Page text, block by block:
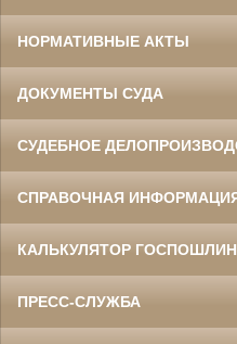
НОРМАТИВНЫЕ АКТЫ
ДОКУМЕНТЫ СУДА
СУДЕБНОЕ
СПРАВОЧНАЯ
КАЛЬКУЛЯТОР
ПРЕСС-СЛУЖБА